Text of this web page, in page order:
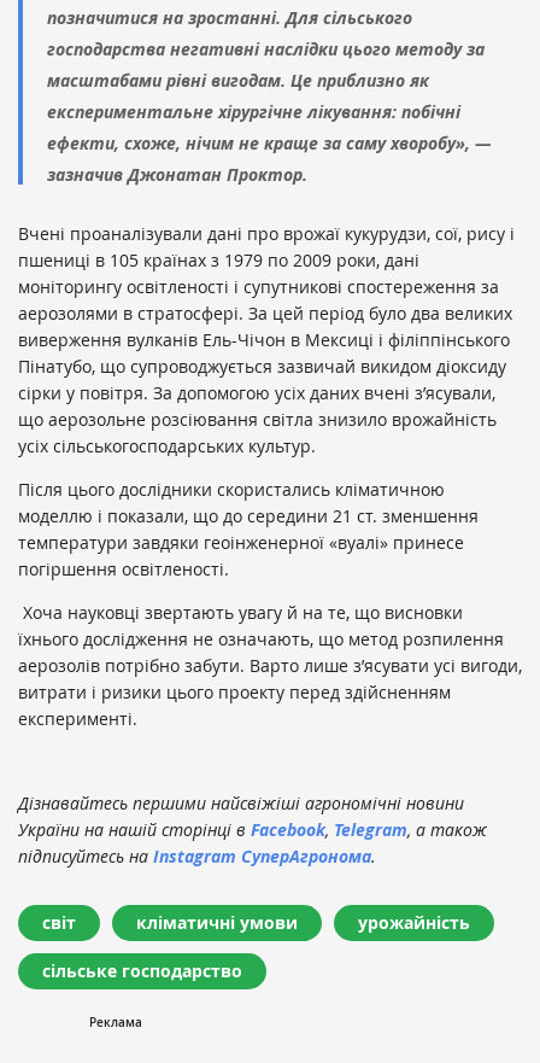
позначитися на зростанні. Для сільського
господарства негативні наслідки цього методу за
масштабами рівні вигодам. Це приблизно як
експериментальне хірургічне лікування: побічні
ефекти, схоже, нічим не краще за саму хворобу», —
зазначив Джонатан Проктор.
Вчені проаналізували дані про врожаї кукурудзи, сої, рису і
пшениці в 105 країнах з 1979 по 2009 роки, дані
моніторингу освітленості і супутникові спостереження за
аерозолями в стратосфері. За цей період було два великих
виверження вулканів Ель-Чічон в Мексиці і філіппінського
Пінатубо, що супроводжується зазвичай викидом діоксиду
сірки у повітря. За допомогою усіх даних вчені з’ясували,
що аерозольне розсіювання світла знизило врожайність
усіх сільськогосподарських культур.
Після цього дослідники скористались кліматичною
моделлю і показали, що до середини 21 ст. зменшення
температури завдяки геоінженерної «вуалі» принесе
погіршення освітленості.
Хоча науковці звертають увагу й на те, що висновки
їхнього дослідження не означають, що метод розпилення
аерозолів потрібно забути. Варто лише з’ясувати усі вигоди,
витрати і ризики цього проекту перед здійсненням
експерименті.
Дізнавайтесь першими найсвіжіші агрономічні новини
України на нашій сторінці в Facebook, Telegram, а також
підписуйтесь на Instagram СуперАгронома.
світ кліматичні умови урожайність
сільське господарство